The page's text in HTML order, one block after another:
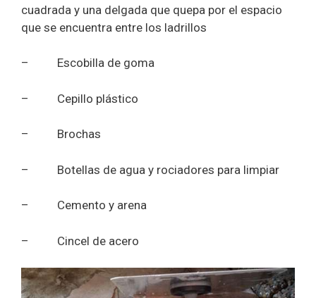
cuadrada y una delgada que quepa por el espacio
que se encuentra entre los ladrillos
– Escobilla de goma
– Cepillo plástico
– Brochas
– Botellas de agua y rociadores para limpiar
– Cemento y arena
– Cincel de acero